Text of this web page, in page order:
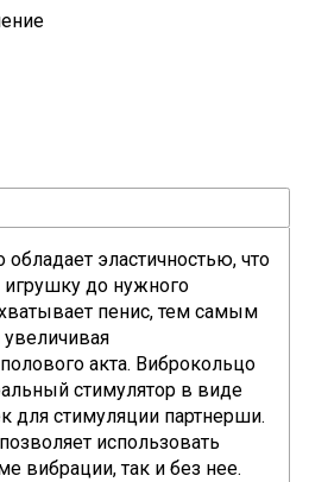
эластичностью, что
игрушку до нужного
пенис, тем самым
акта. Виброкольцо
стимулятор в виде
для стимуляции партнерши.
использовать
вибрации, так и без нее.